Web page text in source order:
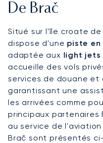
De Brač
Situé sur l'île croate de
dispose d'une piste en
adaptée aux light jets
accueille des vols
services de douane et
garantissant une
les arrivées comme
principaux partenaires
au service de
Brač sont présentés